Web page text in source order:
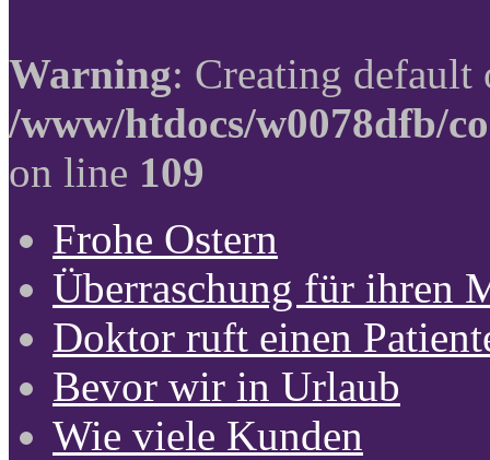
Warning: Creating
/www/htdocs/w0078dfb/
on line 109
Frohe Ostern
Überraschung für ihren
Doktor ruft einen
Bevor wir in Urlaub
Wie viele Kunden